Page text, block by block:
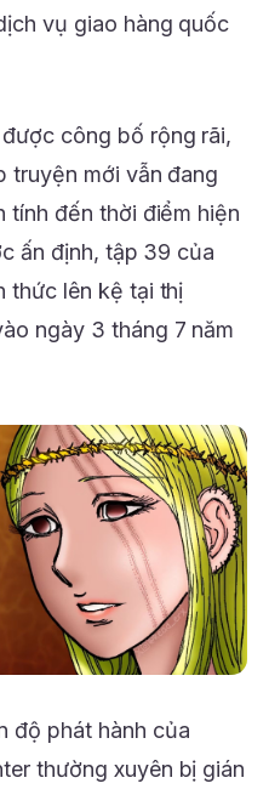
vụ giao hàng quốc
công bố rộng rãi,
truyện mới vẫn đang
tính đến thời điểm hiện
ấn định, tập 39 của
thức lên kệ tại thị
ngày 3 tháng 7 năm
độ phát hành của
thường xuyên bị gián